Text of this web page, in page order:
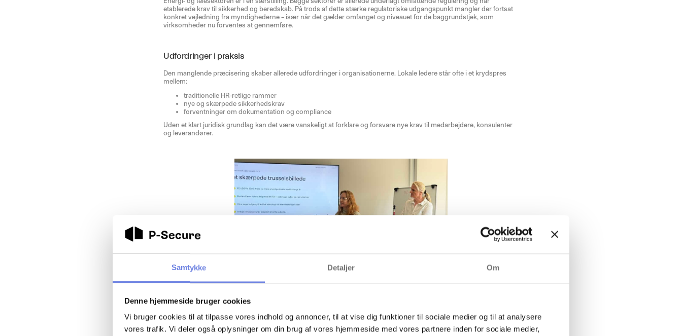
Samtykke Detaljer Om
Denne hjemmeside bruger cookies
Vi bruger cookies til at tilpasse vores indhold og annoncer, til at vise dig funktioner til sociale medier og til at analysere
vores trafik. Vi deler også oplysninger om din brug af vores hjemmeside med vores partnere inden for sociale medier,
etablerede krav til sikkerhed og beredskab. På trods af dette stærke regulatoriske udgangspunkt mangler der fortsat
konkret vejledning fra myndighederne – især når det gælder omfanget og niveauet for de baggrundstjek, som
virksomheder nu forventes at gennemføre.
Udfordringer i praksis
Den manglende præcisering skaber allerede udfordringer i organisationerne. Lokale ledere står ofte i et krydspres
mellem:
traditionelle HR-retlige rammer
nye og skærpede sikkerhedskrav
forventninger om dokumentation og compliance
Uden et klart juridisk grundlag kan det være vanskeligt at forklare og forsvare nye krav til medarbejdere, konsulenter
og leverandører.